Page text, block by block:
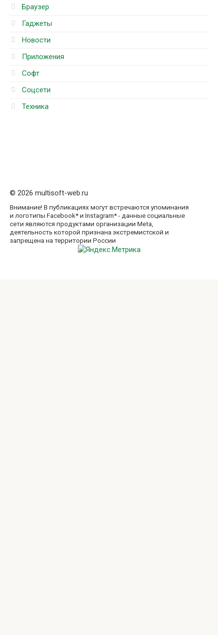
Браузер
Гаджеты
Новости
Приложения
Софт
Соцсети
Техника
© 2026 multisoft-web.ru
Внимание! В публикациях могут встречаются упоминания
и логотипы Facebook* и Instagram* - данные социальные
сети являются продуктами организации Meta,
деятельность которой признана экстремистской и
запрещена на территории России